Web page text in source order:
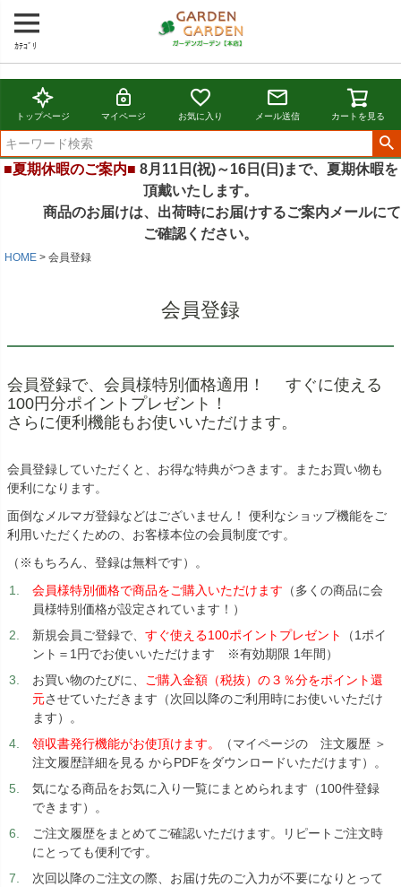
ｶﾃｺﾞﾘ
トップページ マイページ お気に入り メール送信 カートを見る
■夏期休暇のご案内■ 8月11日(祝)～16日(日)まで、夏期休暇を
頂戴いたします。
商品のお届けは、出荷時にお届けするご案内メールにて
ご確認ください。
HOME 会員登録
会員登録
会員登録で、会員様特別価格適用！ すぐに使える
100円分ポイントプレゼント！
さらに便利機能もお使いいただけます。
会員登録していただくと、お得な特典がつきます。またお買い物も
便利になります。
面倒なメルマガ登録などはございません！ 便利なショップ機能をご
利用いただくための、お客様本位の会員制度です。
（※もちろん、登録は無料です）。
会員様特別価格で商品をご購入いただけます （多くの商品に会
員様特別価格が設定されています！）
新規会員ご登録で、 すぐ使える100ポイントプレゼント
（1ポイ
ント＝1円でお使いいただけます ※有効期限 1年間）
お買い物のたびに、 ご購入金額（税抜）の３％分をポイント還
元させていただきます（次回以降のご利用時にお使いいただけ
ます）。
領収書発行機能がお使頂けます。
（マイページの 注文履歴 ＞
注文履歴詳細を見る からPDFをダウンロードいただけます）。
気になる商品をお気に入り一覧にまとめられます（100件登録
できます）。
ご注文履歴をまとめてご確認いただけます。リピートご注文時
にとっても便利です。
次回以降のご注文の際、お届け先のご入力が不要になりとって